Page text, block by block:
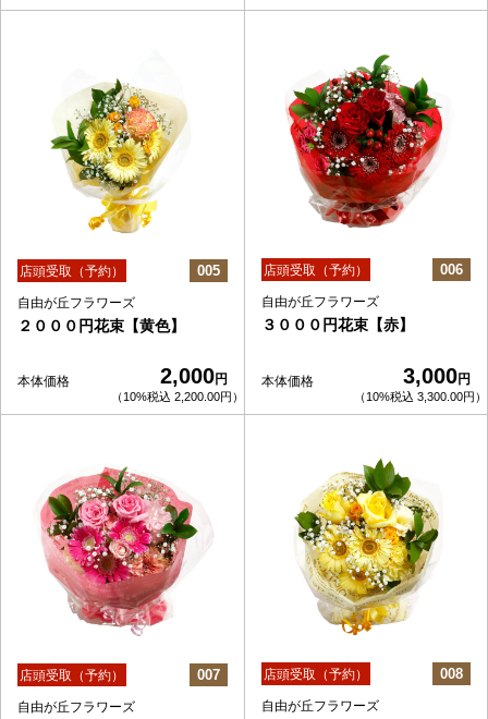
店頭受取（予約） 005
自由が丘フラワーズ
２０００円花束【黄色】
本体価格 2,000円
（10%税込 2,200.00円）
店頭受取（予約） 006
自由が丘フラワーズ
３０００円花束【赤】
本体価格 3,000円
（10%税込 3,300.00円）
店頭受取（予約） 007
自由が丘フラワーズ
店頭受取（予約） 008
自由が丘フラワーズ